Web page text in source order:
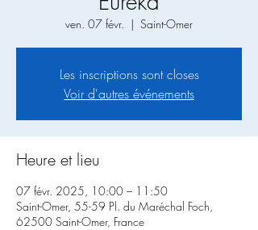
ven. 07 févr.
  |
Saint-Omer
Les inscriptions sont closes
Voir d'autres événements
Heure et lieu
07 févr. 2025, 10:00 – 11:50
Saint-Omer, 55-59 Pl. du Maréchal Foch,
62500 Saint-Omer, France